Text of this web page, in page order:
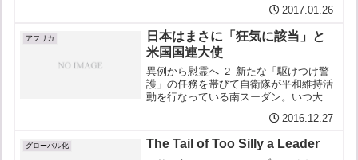
拶はほどほどでいいから、要件から行こ
か。 安倍：恐れながら私ども真珠湾では
貴国と不戦の誓いをし...
2017.01.26
アフリカ
日本はまさに「狂気に該当」と
米国国連大使
異例から慰霊へ ２ 新たな「駆けつけ警
護」の任務を帯びて自衛隊が平和維持活
動を行なっている南スーダン。いつ大虐
した情勢にあるとして、アメリカは同国
かし、極めて異例のこと...
2016.12.27
グローバル化 The Tail of Too Silly a Leader